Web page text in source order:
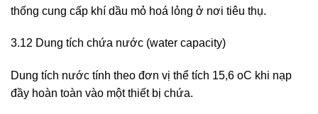
thống cung cấp khí dầu mỏ hoá lỏng ở nơi tiêu thụ.
3.12 Dung tích chứa nước (water capacity)
Dung tích nước tính theo đơn vị thể tích 15,6 oC khi nạp
đầy hoàn toàn vào một thiết bị chứa.